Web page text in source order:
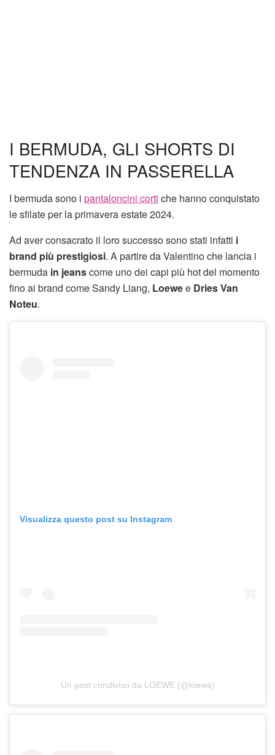
I BERMUDA, GLI SHORTS DI
TENDENZA IN PASSERELLA
I bermuda sono i pantaloncini corti che hanno conquistato
le sfilate per la primavera estate 2024.
Ad aver consacrato il loro successo sono stati infatti i
brand più prestigiosi. A partire da Valentino che lancia i
bermuda in jeanscome uno dei capi più hot del momento
fino ai brand come Sandy Liang, Loewee Dries Van
Noteu.
Visualizza questo post su Instagram
Un post condiviso da LOEWE (@loewe)